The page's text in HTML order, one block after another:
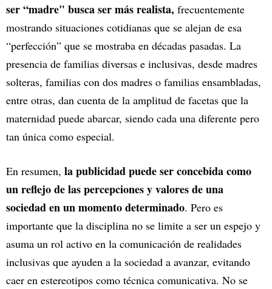
ser “madre" busca ser más realista, frecuentemente
mostrando situaciones cotidianas que se alejan de esa
“perfección” que se mostraba en décadas pasadas. La
presencia de familias diversas e inclusivas, desde madres
solteras, familias con dos madres o familias ensambladas,
entre otras, dan cuenta de la amplitud de facetas que la
maternidad puede abarcar, siendo cada una diferente pero
tan única como especial.
En resumen, la publicidad puede ser concebida como
un reflejo de las percepciones y valores de una
sociedad en un momento determinado. Pero es
importante que la disciplina no se limite a ser un espejo y
asuma un rol activo en la comunicación de realidades
inclusivas que ayuden a la sociedad a avanzar, evitando
caer en estereotipos como técnica comunicativa. No se